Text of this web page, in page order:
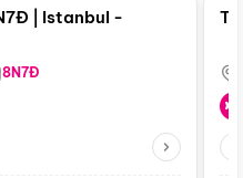
| Istanbul -
8N7Đ